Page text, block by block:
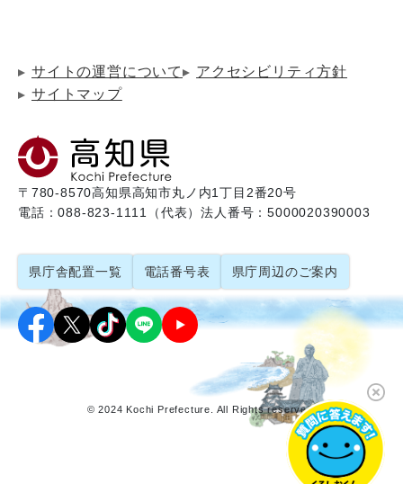
サイトの運営について
アクセシビリティ方針
サイトマップ
〒780-8570高知県高知市丸ノ内1丁目2番20号
電話：088-823-1111（代表）法人番号：5000020390003
県庁舎配置一覧 電話番号表 県庁周辺のご案内
© 2024 Kochi Prefecture. All Rights reserved.